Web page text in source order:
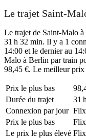
Le trajet Saint-
Le trajet de Saint-Malo
31 h 32 min. Il y a 1
14:00 et le dernier au
Malo à Berlin par train
98,45 €. Le meilleur prix
Prix ​​le plus bas
Durée du trajet
31
Connexion par jour
Prix ​​le plus bas
Le prix le plus élevé